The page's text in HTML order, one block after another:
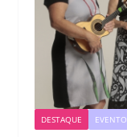
DESTAQUE